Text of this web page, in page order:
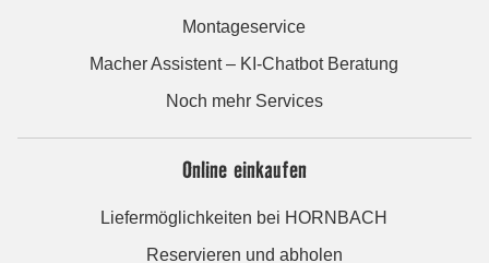
Montageservice
Macher Assistent – KI-Chatbot Beratung
Noch mehr Services
Online einkaufen
Liefermöglichkeiten bei HORNBACH
Reservieren und abholen